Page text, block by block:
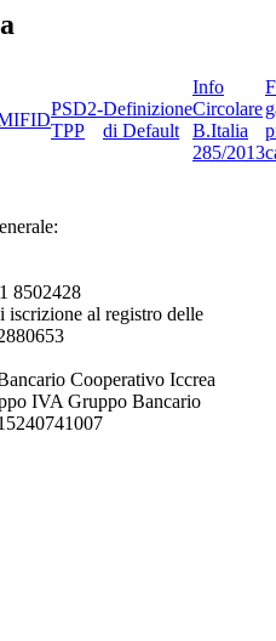
PSD2-
TPP
Definizione
di Default
Info
Circolare
B.Italia
285/2013
8502428
iscrizione al registro delle
Cooperativo Iccrea
IVA Gruppo Bancario